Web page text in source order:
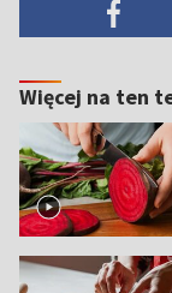
Więcej na ten